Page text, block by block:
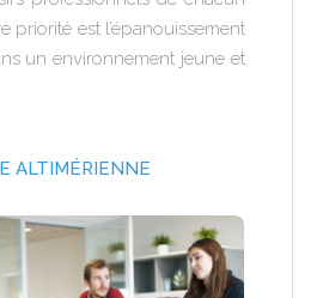
priorité est l’épanouissement
un environnement jeune et
ALTIMÉRIENNE